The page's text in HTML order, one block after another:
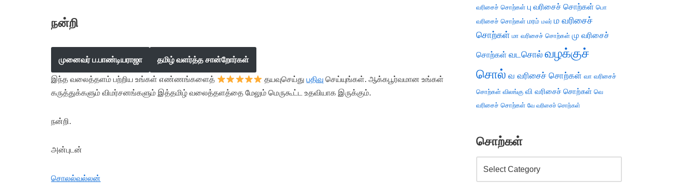
நன்றி
முனைவர் ப.பாண்டியராஜா தமிழ் வளர்த்த சான்றோர்கள்
இந்த வலைத்தளம் பற்றிய உங்கள் எண்ணங்களைத் தயவுசெய்துபதிவு செய்யுங்கள். ஆக்கபூர்வமான உங்கள்
கருத்துக்களும் விமர்சனங்களும் இத்தமிழ் வலைத்தளத்தை மேலும் மெருகூட்ட உதவியாக இருக்கும்.
நன்றி.
அன்புடன்
சொலல்வல்லன்
வரிசைச் சொற்கள் பு வரிசைச் சொற்கள் பொ
வரிசைச் சொற்கள் மரம் மலர் ம வரிசைச்
சொற்கள் மா வரிசைச் சொற்கள் மு வரிசைச்
சொற்கள் வடசொல் வழக்குச்
சொல் வ வரிசைச் சொற்கள் வா வரிசைச்
சொற்கள் விலங்கு வி வரிசைச் சொற்கள் வெ
வரிசைச் சொற்கள் வே வரிசைச் சொற்கள்
சொற்கள்